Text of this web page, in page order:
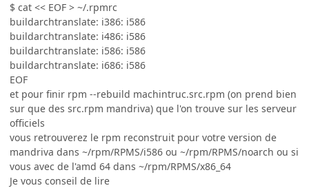
$ cat << EOF > ~/.rpmrc
buildarchtranslate: i386: i586
buildarchtranslate: i486: i586
buildarchtranslate: i586: i586
buildarchtranslate: i686: i586
EOF
et pour finir rpm --rebuild machintruc.src.rpm (on prend bien
sur que des src.rpm mandriva) que l'on trouve sur les serveur
officiels
vous retrouverez le rpm reconstruit pour votre version de
mandriva dans ~/rpm/RPMS/i586 ou ~/rpm/RPMS/noarch ou si
vous avec de l'amd 64 dans ~/rpm/RPMS/x86_64
Je vous conseil de lire